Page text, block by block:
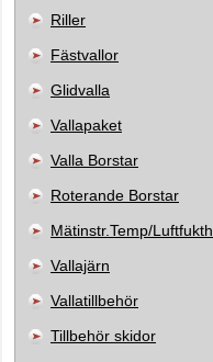
Riller
Fästvallor
Glidvalla
Vallapaket
Valla Borstar
Roterande Borstar
Mätinstr.Temp/Luftfukth.
Vallajärn
Vallatillbehör
Tillbehör skidor